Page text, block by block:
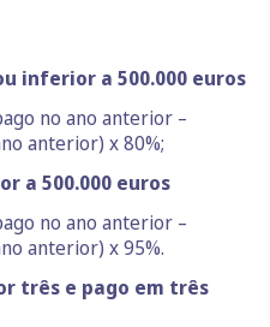
inferior a 500.000 euros
no ano anterior –
anterior) x 80%;
a 500.000 euros
no ano anterior –
anterior) x 95%.
três e pago em três